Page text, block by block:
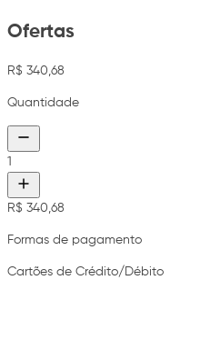
Ofertas
R$ 340,68
Quantidade
1
R$ 340,68
Formas de pagamento
Cartões de Crédito/Débito